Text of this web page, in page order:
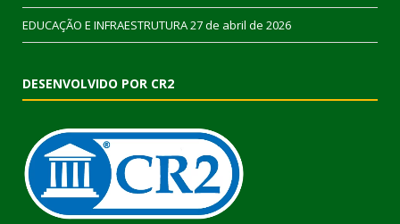
EDUCAÇÃO E INFRAESTRUTURA27 de abril de 2026
DESENVOLVIDO POR CR2